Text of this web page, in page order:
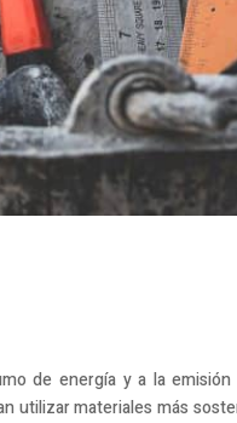
de energía y a la
utilizar materiales más